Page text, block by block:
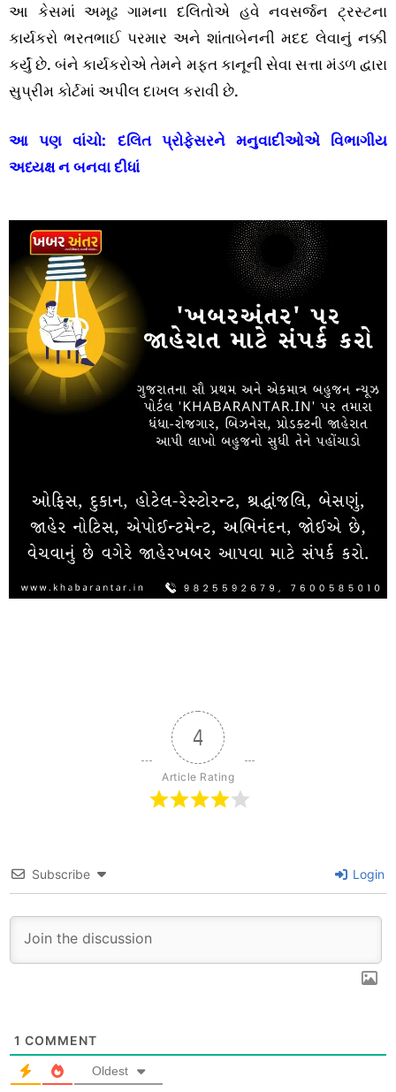
આ કેસમાં અમૂઢ ગામના દલિતોએ હવે નવસર્જન ટ્રસ્ટના
કાર્યકરો ભરતભાઈ પરમાર અને શાંતાબેનની મદદ લેવાનું નક્કી
કર્યું છે. બંને કાર્યકરોએ તેમને મફત કાનૂની સેવા સત્તા મંડળ દ્વારા
સુપ્રીમ કોર્ટમાં અપીલ દાખલ કરાવી છે.
આ પણ વાંચો: દલિત પ્રોફેસરને મનુવાદીઓએ વિભાગીય
અધ્યક્ષ ન બનવા દીધાં
4
Article Rating
Subscribe Login
1 COMMENT
Oldest